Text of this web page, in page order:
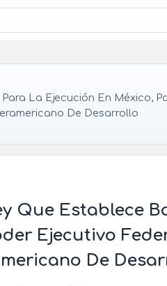
La Ejecución En México,
De Desarrollo
Que Establece
Ejecutivo
De